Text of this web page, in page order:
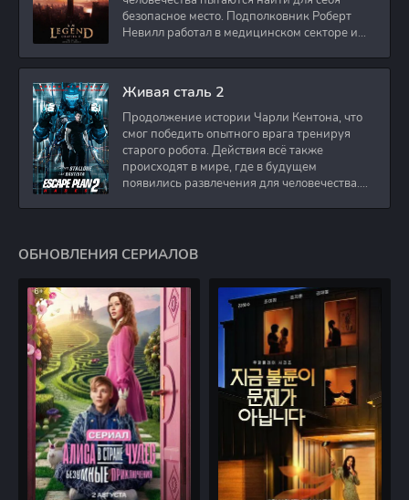
безопасное место. Подполковник Роберт
Невилл работал в медицинском секторе и
Живая сталь 2
Продолжение истории Чарли Кентона, что
смог победить опытного врага тренируя
старого робота. Действия всё также
происходят в мире, где в будущем
появились развлечения для человечества.
ОБНОВЛЕНИЯ СЕРИАЛОВ